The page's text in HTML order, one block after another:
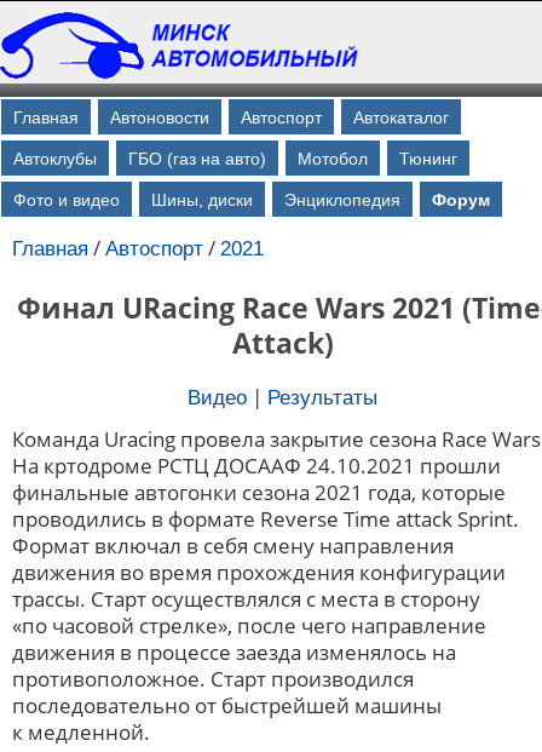
Главная Автоновости Автоспорт Автокаталог
Автоклубы ГБО (газ на авто) Мотобол Тюнинг
Фото и видео Шины, диски Энциклопедия Форум
Главная / Автоспорт / 2021
Финал URacing Race Wars 2021
Attack)
Видео | Результаты
Команда Uracing провела закрытие сезона Race
На кртодроме РСТЦ ДОСААФ 24.10.2021 прошли
финальные автогонки сезона 2021 года, которые
проводились в формате Reverse Time attack Sprint.
Формат включал в себя смену направления
движения во время прохождения конфигурации
трассы. Старт осуществлялся с места в сторону
«по часовой стрелке», после чего направление
движения в процессе заезда изменялось на
противоположное. Старт производился
последовательно от быстрейшей машины
к медленной.